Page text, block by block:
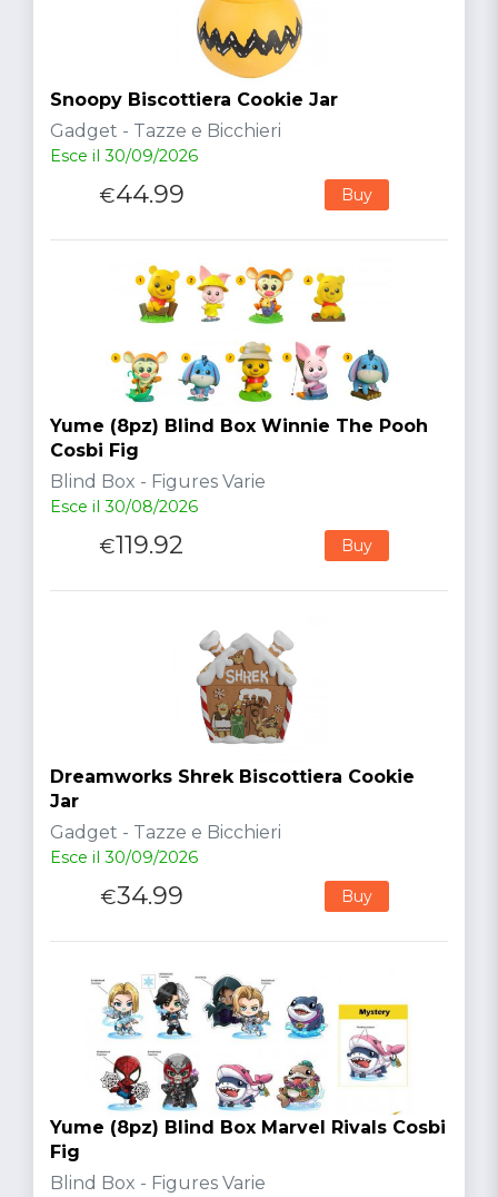
Snoopy Biscottiera Cookie Jar
Gadget - Tazze e Bicchieri
Esce il 30/09/2026
€44.99 Buy
Yume (8pz) Blind Box Winnie The Pooh
Cosbi Fig
Blind Box - Figures Varie
Esce il 30/08/2026
€119.92 Buy
Dreamworks Shrek Biscottiera Cookie
Jar
Gadget - Tazze e Bicchieri
Esce il 30/09/2026
€34.99 Buy
Yume (8pz) Blind Box Marvel Rivals Cosbi
Fig
Blind Box - Figures Varie